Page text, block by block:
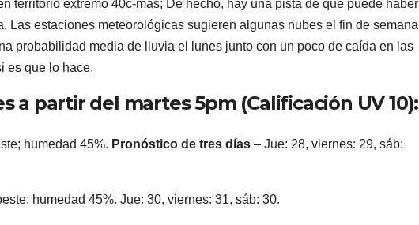
territorio extremo 40c-más; De hecho, hay una pista de que puede haber
Las estaciones meteorológicas sugieren algunas nubes el fin de semana
probabilidad media de lluvia el lunes junto con un poco de caída en las
es que lo hace.
a partir del martes 5pm (Calificación UV 10):
humedad 45%. Pronóstico de tres días – Jue: 28, viernes: 29, sáb:
humedad 45%. Jue: 30, viernes: 31, sáb: 30.